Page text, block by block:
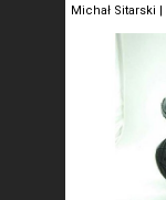
Michał Sitarski |